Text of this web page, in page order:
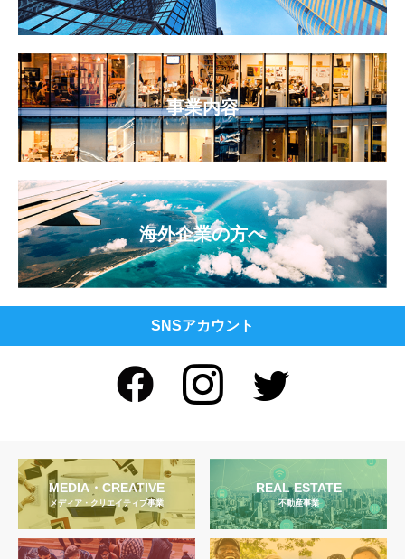
事業内容
海外企業の方へ
SNSアカウント
MEDIA・CREATIVE
メディア・クリエイティブ事業
REAL ESTATE
不動産事業